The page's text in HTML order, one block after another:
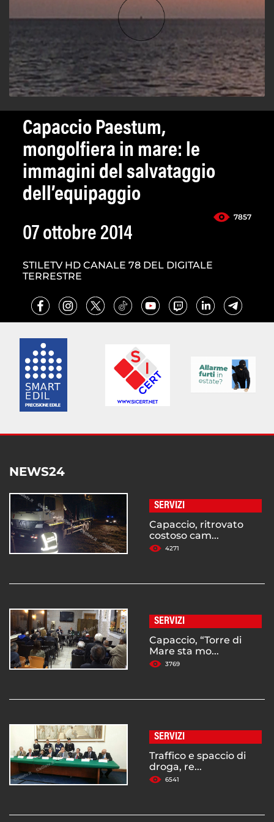
Capaccio Paestum,
mongolfiera in mare: le
immagini del salvataggio
dell’equipaggio
7857
07 ottobre 2014
STILETV HD CANALE 78 DEL DIGITALE
TERRESTRE
NEWS24
SERVIZI
Capaccio, ritrovato
costoso cam...
4271
SERVIZI
Capaccio, “Torre di
Mare sta mo...
3769
SERVIZI
Traffico e spaccio di
droga, re...
6541